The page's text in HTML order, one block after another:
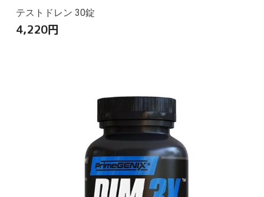
テストドレン 30錠
4,220円